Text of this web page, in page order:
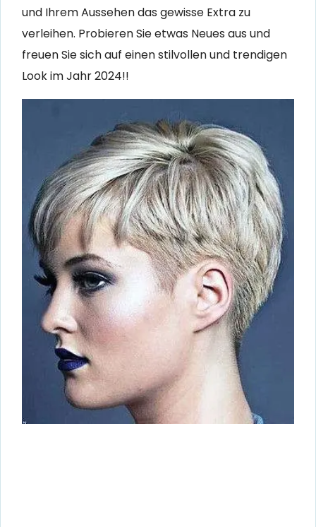
und Ihrem Aussehen das gewisse Extra zu
verleihen. Probieren Sie etwas Neues aus und
freuen Sie sich auf einen stilvollen und trendigen
Look im Jahr 2024!!